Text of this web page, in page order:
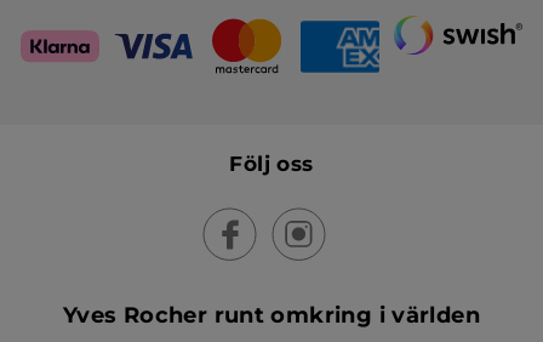
Följ oss
Yves Rocher runt omkring i världen